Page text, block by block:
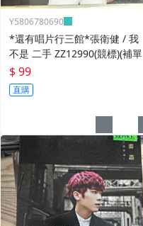
Y5806780690
*還有唱片行三館*張衛健 / 我
不是 二手 ZZ12990(競標)(補單
$ 99
直購